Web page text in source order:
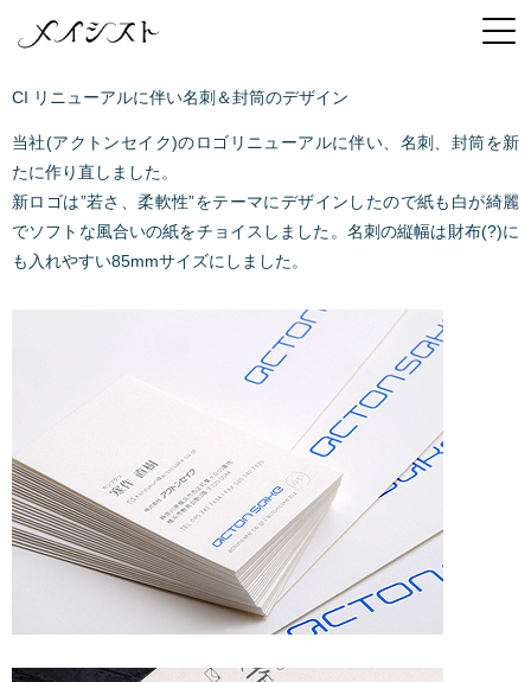
CI リニューアルに伴い名刺＆封筒のデザイン
当社(アクトンセイク)のロゴリニューアルに伴い、名刺、封筒を新
たに作り直しました。
新ロゴは”若さ、柔軟性”をテーマにデザインしたので紙も白が綺麗
でソフトな風合いの紙をチョイスしました。名刺の縦幅は財布(?)に
も入れやすい85mmサイズにしました。